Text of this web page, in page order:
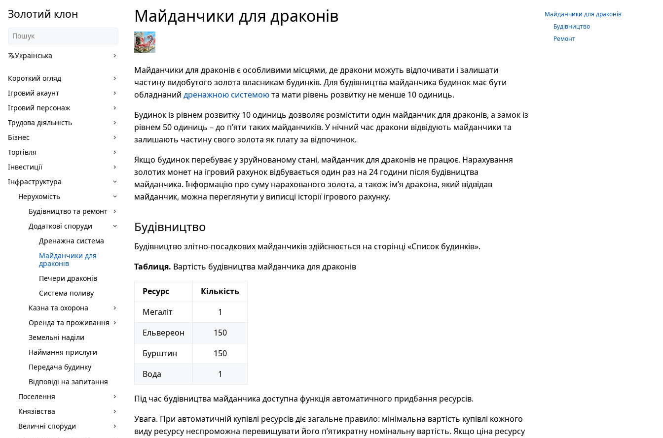
Золотий клон
Українська
Короткий огляд
Ігровий акаунт
Ігровий персонаж
Трудова діяльність
Бізнес
Торгівля
Інвестиції
Інфраструктура
Нерухомість
Будівництво та ремонт
Додаткові споруди
Дренажна система
Майданчики для
драконів
Печери драконів
Система поливу
Казна та охорона
Оренда та проживання
Земельні наділи
Наймання прислуги
Передача будинку
Відповіді на запитання
Поселення
Князівства
Величні споруди
Майданчики для драконів
Майданчики для драконів є особливими місцями, де дракони можуть відпочивати і залишати
частину видобутого золота власникам будинків. Для будівництва майданчика будинок має бути
обладнаний дренажною системоюта мати рівень розвитку не менше 10 одиниць.
Будинок із рівнем розвитку 10 одиниць дозволяє розмістити один майданчик для драконів, а замок із
рівнем 50 одиниць – до п’яти таких майданчиків. У нічний час дракони відвідують майданчики та
залишають частину свого золота як плату за відпочинок.
Якщо будинок перебуває у зруйнованому стані, майданчик для драконів не працює. Нарахування
золотих монет на ігровий рахунок відбувається один раз на 24 години після будівництва
майданчика. Інформацію про суму нарахованого золота, а також ім’я дракона, який відвідав
майданчик, можна переглянути у виписці історії ігрового рахунку.
Будівництво
Будівництво злітно-посадкових майданчиків здійснюється на сторінці «Список будинків».
Таблиця. Вартість будівництва майданчика для драконів
Ресурс
Кількість
Мегаліт
1
Ельвереон
150
Бурштин
150
Вода
1
Під час будівництва майданчика доступна функція автоматичного придбання ресурсів.
Увага. При автоматичній купівлі ресурсів діє загальне правило: мінімальна вартість купівлі кожного
виду ресурсу неспроможна перевищувати його п’ятикратну номінальну вартість. Якщо ціна ресурсу
Майданчики для драконів
Будівництво
Ремонт